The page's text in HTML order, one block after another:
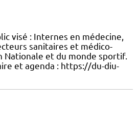
visé : Internes en médecine,
sanitaires et médico-
Nationale et du monde sportif.
et agenda : https://du-diu-